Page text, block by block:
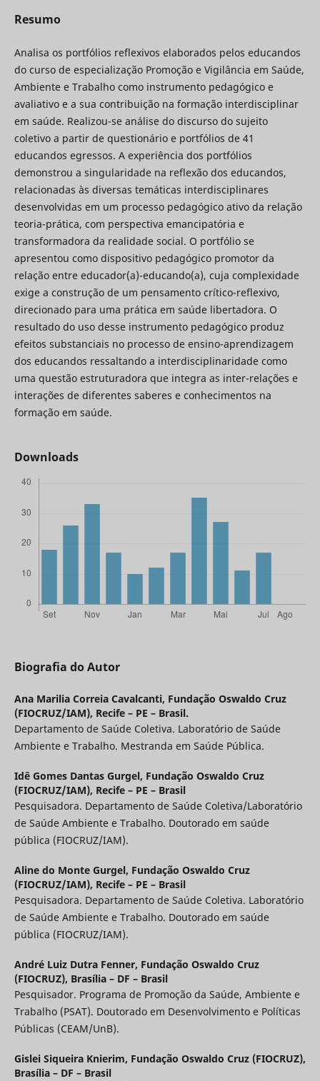
Resumo
Analisa os portfólios reflexivos elaborados pelos educandos
do curso de especialização Promoção e Vigilância em Saúde,
Ambiente e Trabalho como instrumento pedagógico e
avaliativo e a sua contribuição na formação interdisciplinar
em saúde. Realizou-se análise do discurso do sujeito
coletivo a partir de questionário e portfólios de 41
educandos egressos. A experiência dos portfólios
demonstrou a singularidade na reflexão dos educandos,
relacionadas às diversas temáticas interdisciplinares
desenvolvidas em um processo pedagógico ativo da relação
teoria-prática, com perspectiva emancipatória e
transformadora da realidade social. O portfólio se
apresentou como dispositivo pedagógico promotor da
relação entre educador(a)-educando(a), cuja complexidade
exige a construção de um pensamento crítico-reflexivo,
direcionado para uma prática em saúde libertadora. O
resultado do uso desse instrumento pedagógico produz
efeitos substanciais no processo de ensino-aprendizagem
dos educandos ressaltando a interdisciplinaridade como
uma questão estruturadora que integra as inter-relações e
interações de diferentes saberes e conhecimentos na
formação em saúde.
Downloads
Biografia do Autor
Ana Marilia Correia Cavalcanti, Fundação Oswaldo Cruz
(FIOCRUZ/IAM), Recife – PE – Brasil.
Departamento de Saúde Coletiva. Laboratório de Saúde
Ambiente e Trabalho. Mestranda em Saúde Pública.
Idê Gomes Dantas Gurgel, Fundação Oswaldo Cruz
(FIOCRUZ/IAM), Recife – PE – Brasil
Pesquisadora. Departamento de Saúde Coletiva/Laboratório
de Saúde Ambiente e Trabalho. Doutorado em saúde
pública (FIOCRUZ/IAM).
Aline do Monte Gurgel, Fundação Oswaldo Cruz
(FIOCRUZ/IAM), Recife – PE – Brasil
Pesquisadora. Departamento de Saúde Coletiva. Laboratório
de Saúde Ambiente e Trabalho. Doutorado em saúde
pública (FIOCRUZ/IAM).
André Luiz Dutra Fenner, Fundação Oswaldo Cruz
(FIOCRUZ), Brasília – DF – Brasil
Pesquisador. Programa de Promoção da Saúde, Ambiente e
Trabalho (PSAT). Doutorado em Desenvolvimento e Políticas
Públicas (CEAM/UnB).
Gislei Siqueira Knierim, Fundação Oswaldo Cruz (FIOCRUZ),
Brasília – DF – Brasil